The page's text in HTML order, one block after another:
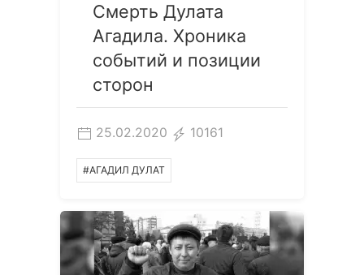
Смерть Дулата
Агадила. Хроника
событий и позиции
сторон
25.02.2020 10161
#АГАДИЛ ДУЛАТ